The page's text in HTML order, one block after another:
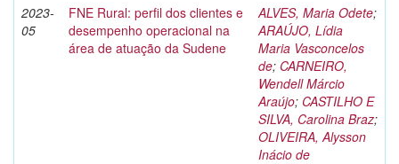
2023-
05
FNE Rural: perfil dos clientes e
desempenho operacional na
área de atuação da Sudene
ALVES, Maria Odete;
ARAÚJO, Lídia
Maria Vasconcelos
de; CARNEIRO,
Wendell Márcio
Araújo; CASTILHO E
SILVA, Carolina Braz;
OLIVEIRA, Alysson
Inácio de